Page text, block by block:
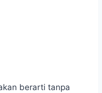
berarti tanpa